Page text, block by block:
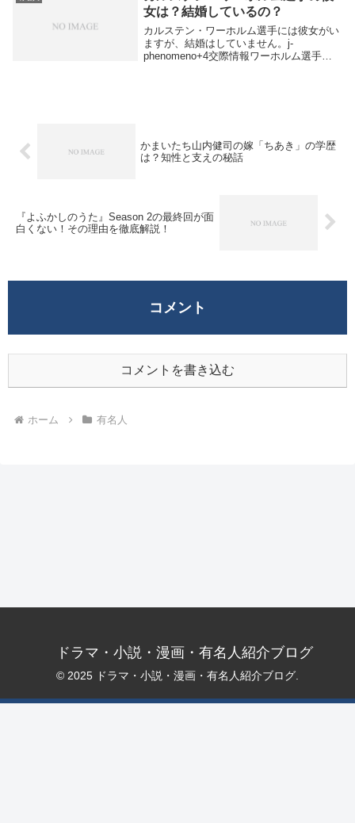
た。しかし、二...
女は？結婚しているの？
カルステン・ワーホルム選手には彼女がい
ますが、結婚はしていません。j-
phenomeno+4交際情報ワーホルム選手
かまいたち山内健司の嫁「ちあき」の学歴
は？知性と支えの秘話
『よふかしのうた』Season 2の最終回が面
白くない！その理由を徹底解説！
コメント
コメントを書き込む
ホーム 有名人
ドラマ・小説・漫画・有名人紹介ブログ
© 2025 ドラマ・小説・漫画・有名人紹介ブログ.